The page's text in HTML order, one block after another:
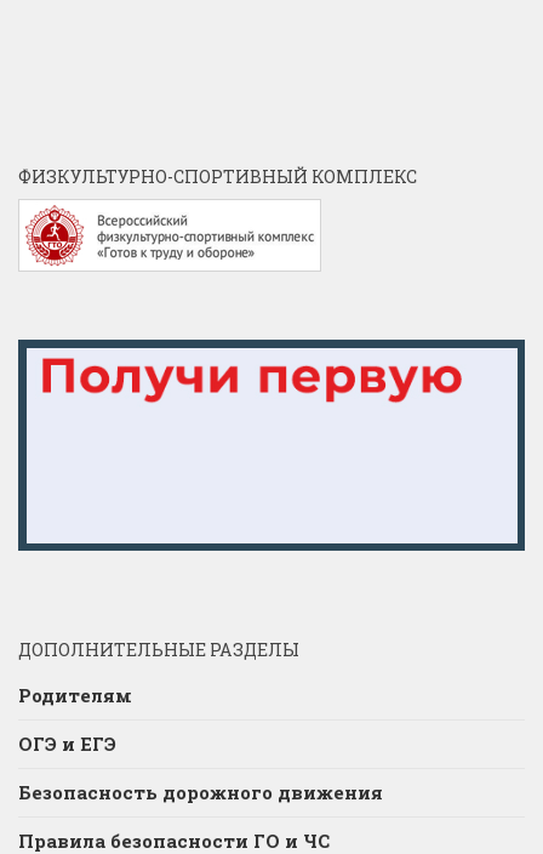
ФИЗКУЛЬТУРНО-СПОРТИВНЫЙ КОМПЛЕКС
ДОПОЛНИТЕЛЬНЫЕ РАЗДЕЛЫ
Родителям
ОГЭ и ЕГЭ
Безопасность дорожного движения
Правила безопасности ГО и ЧС